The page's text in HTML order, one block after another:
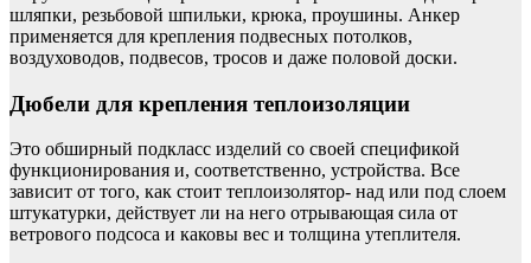
шляпки, резьбовой шпильки, крюка, проушины. Анкер
применяется для крепления подвесных потолков,
воздуховодов, подвесов, тросов и даже половой доски.
Дюбели для крепления теплоизоляции
Это обширный подкласс изделий со своей спецификой
функционирования и, соответственно, устройства. Все
зависит от того, как стоит теплоизолятор- над или под слоем
штукатурки, действует ли на него отрывающая сила от
ветрового подсоса и каковы вес и толщина утеплителя.